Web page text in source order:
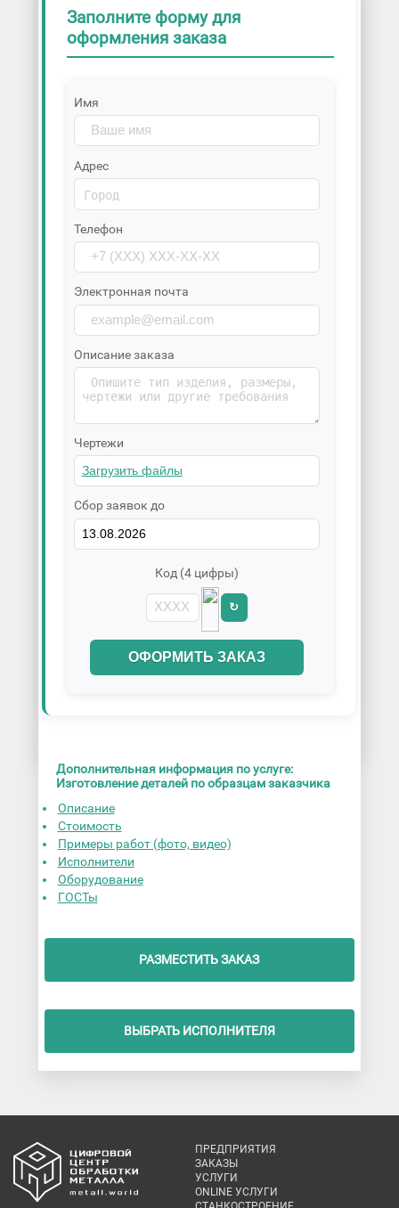
Заполните форму для
оформления заказа
Имя
Адрес
Телефон
Электронная почта
Описание заказа
Чертежи
Сбор заявок до
Код (4 цифры)
↻
ОФОРМИТЬ ЗАКАЗ
Дополнительная информация по услуге:
Изготовление деталей по образцам заказчика
Описание
Стоимость
Примеры работ (фото, видео)
Исполнители
Оборудование
ГОСТы
РАЗМЕСТИТЬ ЗАКАЗ
ВЫБРАТЬ ИСПОЛНИТЕЛЯ
ПРЕДПРИЯТИЯ
ЗАКАЗЫ
УСЛУГИ
ONLINE УСЛУГИ